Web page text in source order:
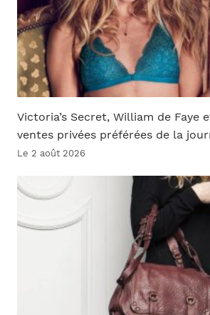
Victoria’s Secret, William de Faye
ventes privées préférées de la
Le 2 août 2026